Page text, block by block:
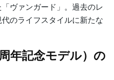
ヴァンガード」。過去のレ
のライフスタイルに新たな
年記念モデル）の